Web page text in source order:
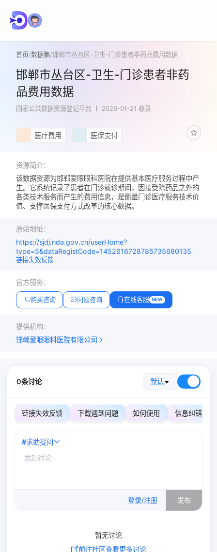
首页/数据集/邯郸市丛台区-卫生-门诊患者非药品费用数据
邯郸市丛台区-卫生-门诊患者非药
品费用数据
国家公共数据资源登记平台 2026-01-21 收录
医疗费用 医保支付
资源简介：
该数据资源为邯郸爱眼眼科医院在提供基本医疗服务过程中产
生。它系统记录了患者在门诊就诊期间，因接受除药品之外的
各类技术服务而产生的费用信息，是衡量门诊医疗服务技术价
值、支撑医保支付方式改革的核心数据。
原始地址：
https://sjdj.nda.gov.cn/userHome?
type=5&dataRegistCode=1452616728785735680135
链接失效反馈
官方服务：
购买咨询 问题咨询 在线客服 NEW
提供机构：
邯郸爱眼眼科医院有限公司
0条讨论 默认
链接失效反馈 下载遇到问题 如何使用 信息纠错
#求助提问
登录/注册 发布
暂无讨论
前往社区查看更多讨论